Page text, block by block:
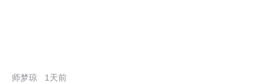
师梦琼 1天前